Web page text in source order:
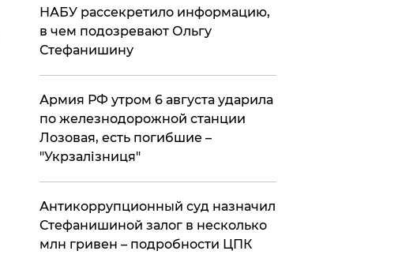
НАБУ рассекретило информацию,
в чем подозревают Ольгу
Стефанишину
Армия РФ утром 6 августа ударила
по железнодорожной станции
Лозовая, есть погибшие –
"Укрзалізниця"
Антикоррупционный суд назначил
Стефанишиной залог в несколько
млн гривен – подробности ЦПК